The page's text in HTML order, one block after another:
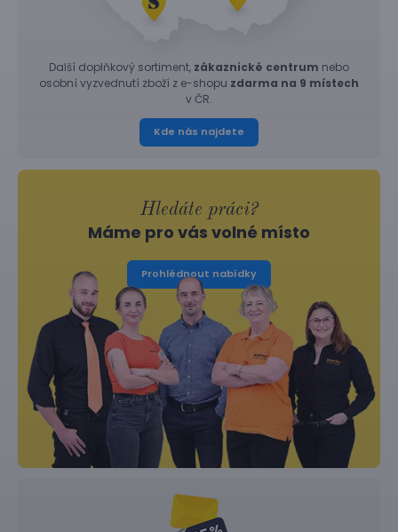
Další doplňkový sortiment, zákaznické centrum nebo
osobní vyzvednutí zboží z e-shopu zdarma na 9 místech
v ČR.
Kde nás najdete
Hledáte práci?
Máme pro vás volné místo
Prohlédnout nabídky